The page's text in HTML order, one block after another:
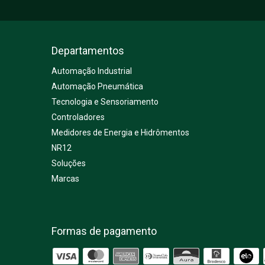
processos industriais mais seguros, produtivos e
Departamentos
Automação Industrial
Automação Pneumática
Tecnologia e Sensoriamento
Controladores
Medidores de Energia e Hidrômentos
NR12
Soluções
Marcas
Formas de pagamento